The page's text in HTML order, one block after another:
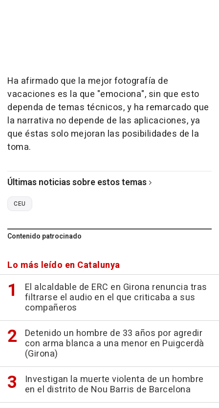
Ha afirmado que la mejor fotografía de
vacaciones es la que "emociona", sin que esto
dependa de temas técnicos, y ha remarcado que
la narrativa no depende de las aplicaciones, ya
que éstas solo mejoran las posibilidades de la
toma.
Últimas noticias sobre estos temas
CEU
Contenido patrocinado
Lo más leído en Catalunya
El alcaldable de ERC en Girona renuncia tras
filtrarse el audio en el que criticaba a sus
compañeros
Detenido un hombre de 33 años por agredir
con arma blanca a una menor en Puigcerdà
(Girona)
Investigan la muerte violenta de un hombre
en el distrito de Nou Barris de Barcelona